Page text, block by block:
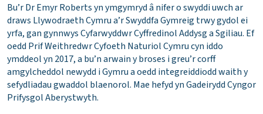
Bu’r Dr Emyr Roberts yn ymgymryd â nifer o swyddi uwch ar
draws Llywodraeth Cymru a’r Swyddfa Gymreig trwy gydol ei
yrfa, gan gynnwys Cyfarwyddwr Cyffredinol Addysg a Sgiliau. Ef
oedd Prif Weithredwr Cyfoeth Naturiol Cymru cyn iddo
ymddeol yn 2017, a bu’n arwain y broses i greu’r corff
amgylcheddol newydd i Gymru a oedd integreiddiodd waith y
sefydliadau gwaddol blaenorol. Mae hefyd yn Gadeirydd Cyngor
Prifysgol Aberystwyth.